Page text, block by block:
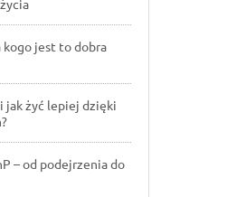
kogo jest to dobra
jak żyć lepiej dzięki
– od podejrzenia do